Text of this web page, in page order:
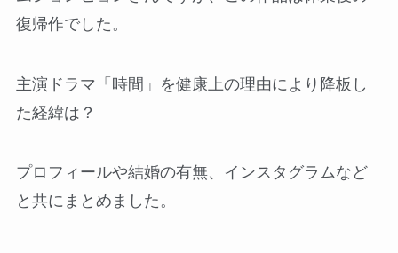
復帰作でした。
主演ドラマ「時間」を健康上の理由により降板し
た経緯は？
プロフィールや結婚の有無、インスタグラムなど
と共にまとめました。